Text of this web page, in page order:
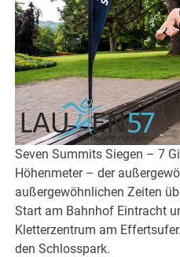
Seven Summits Siegen – 7
Höhenmeter – der
außergewöhnlichen Zeiten
Start am Bahnhof Eintracht
Kletterzentrum am
den Schlosspark.